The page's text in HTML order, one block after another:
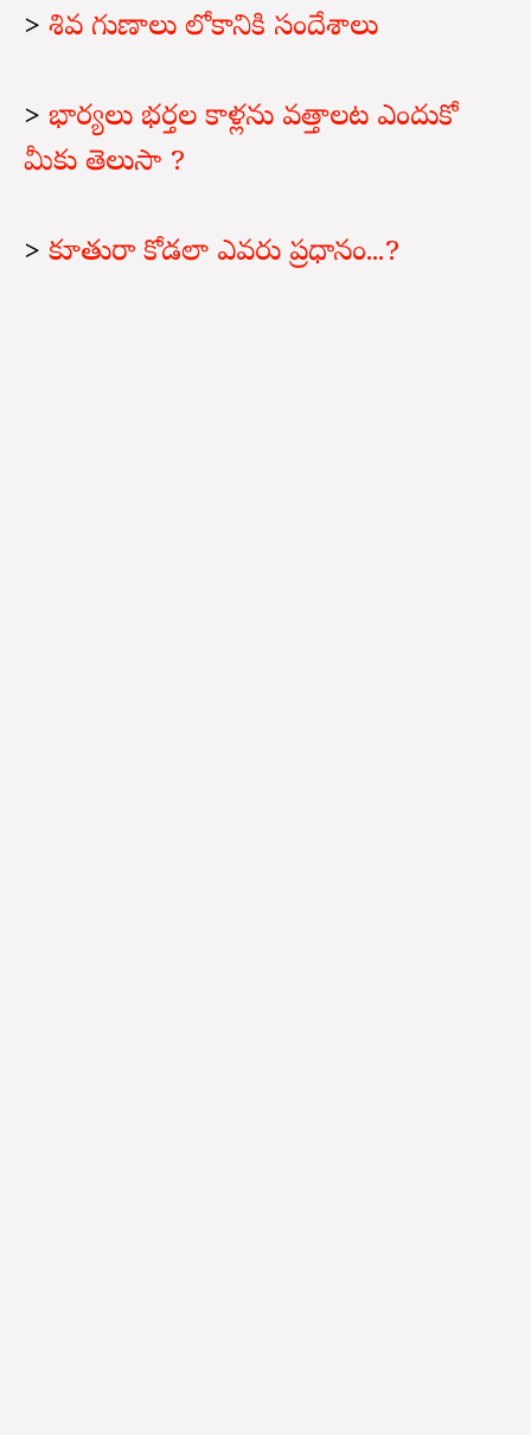
> శివ గుణాలు లోకానికి సందేశాలు
> భార్యలు భర్తల కాళ్లను వత్తాలట ఎందుకో
మీకు తెలుసా ?
> కూతురా కోడలా ఎవరు ప్రధానం...?